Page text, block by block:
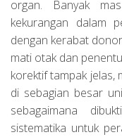
organ. Banyak
kekurangan dalam
dengan kerabat
mati otak dan
korektif tampak jelas,
di sebagian besar
sebagaimana
sistematika untuk